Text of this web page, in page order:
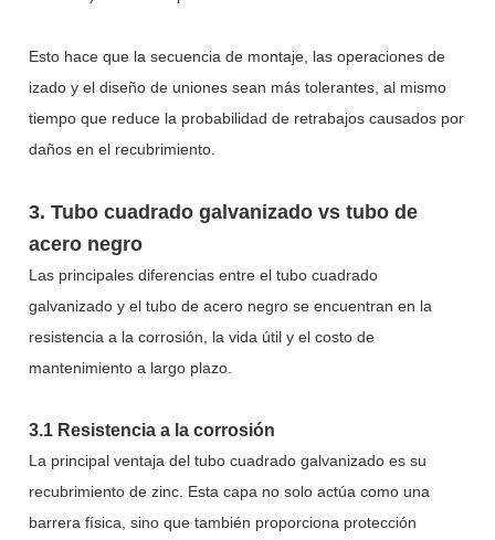
Esto hace que la secuencia de montaje, las operaciones de
izado y el diseño de uniones sean más tolerantes, al mismo
tiempo que reduce la probabilidad de retrabajos causados por
daños en el recubrimiento.
3. Tubo cuadrado galvanizado vs tubo de
acero negro
Las principales diferencias entre el tubo cuadrado
galvanizado y el tubo de acero negro se encuentran en la
resistencia a la corrosión, la vida útil y el costo de
mantenimiento a largo plazo.
3.1 Resistencia a la corrosión
La principal ventaja del tubo cuadrado galvanizado es su
recubrimiento de zinc. Esta capa no solo actúa como una
barrera física, sino que también proporciona protección